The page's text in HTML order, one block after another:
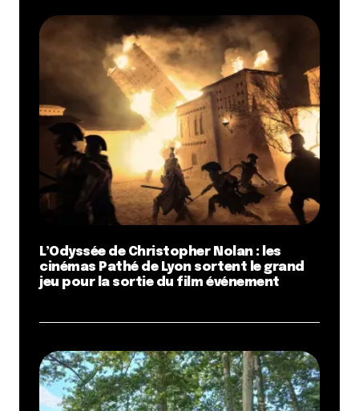
L’Odyssée de Christopher Nolan : les
cinémas Pathé de Lyon sortent le grand
jeu pour la sortie du film événement